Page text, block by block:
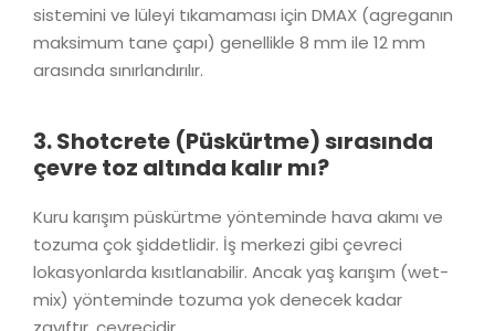
sistemini ve lüleyi tıkamaması için DMAX (agreganın
maksimum tane çapı) genellikle 8 mm ile 12 mm
arasında sınırlandırılır.
3. Shotcrete (Püskürtme) sırasında
çevre toz altında kalır mı?
Kuru karışım püskürtme yönteminde hava akımı ve
tozuma çok şiddetlidir. İş merkezi gibi çevreci
lokasyonlarda kısıtlanabilir. Ancak yaş karışım (wet-
mix) yönteminde tozuma yok denecek kadar